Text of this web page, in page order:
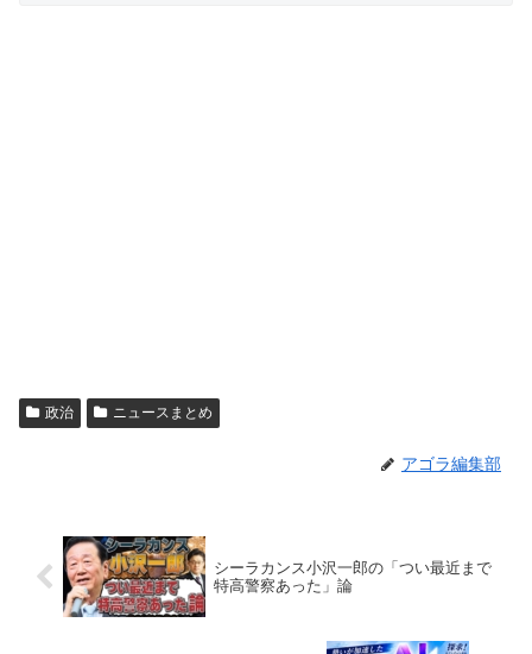
政治 ニュースまとめ
アゴラ編集部
シーラカンス小沢一郎の「つい最近まで
特高警察あった」論